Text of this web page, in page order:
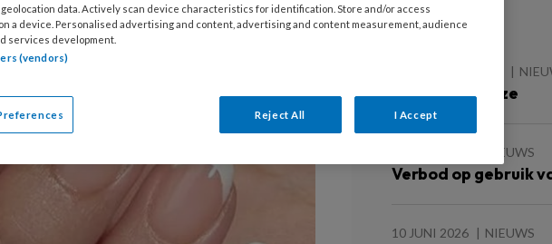
Lees ook
De zomer is roze
NIEUWS
Verbod op gebruik
10 JUNI 2026 NIEUWS
data. Actively scan device characteristics for identification. Store and/or access
a device. Personalised advertising and content, advertising and content measurement, audience
services development.
(vendors)
Reject All I Accept